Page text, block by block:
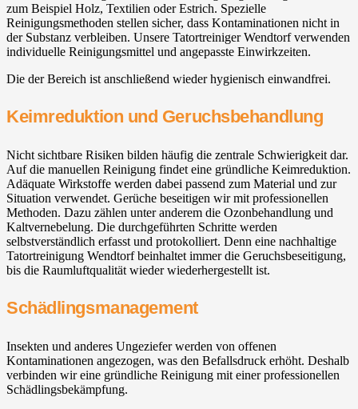
zum Beispiel Holz, Textilien oder Estrich. Spezielle
Reinigungsmethoden stellen sicher, dass Kontaminationen nicht in
der Substanz verbleiben. Unsere Tatortreiniger Wendtorf verwenden
individuelle Reinigungsmittel und angepasste Einwirkzeiten.
Die der Bereich ist anschließend wieder hygienisch einwandfrei.
Keimreduktion und Geruchsbehandlung
Nicht sichtbare Risiken bilden häufig die zentrale Schwierigkeit dar.
Auf die manuellen Reinigung findet eine gründliche Keimreduktion.
Adäquate Wirkstoffe werden dabei passend zum Material und zur
Situation verwendet. Gerüche beseitigen wir mit professionellen
Methoden. Dazu zählen unter anderem die Ozonbehandlung und
Kaltvernebelung. Die durchgeführten Schritte werden
selbstverständlich erfasst und protokolliert. Denn eine nachhaltige
Tatortreinigung Wendtorf beinhaltet immer die Geruchsbeseitigung,
bis die Raumluftqualität wieder wiederhergestellt ist.
Schädlingsmanagement
Insekten und anderes Ungeziefer werden von offenen
Kontaminationen angezogen, was den Befallsdruck erhöht. Deshalb
verbinden wir eine gründliche Reinigung mit einer professionellen
Schädlingsbekämpfung.